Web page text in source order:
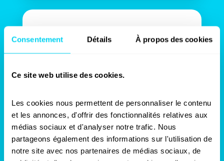
Consentement Détails À propos des cookies
Ce site web utilise des cookies.
Les cookies nous permettent de personnaliser le contenu
et les annonces, d'offrir des fonctionnalités relatives aux
médias sociaux et d'analyser notre trafic. Nous
partageons également des informations sur l'utilisation de
notre site avec nos partenaires de médias sociaux, de
Geldwinst
Door de aanwezigheid van een Sinistra-
tegenexpert tijdens de
schadebesprekingen zal uw verzekeraar